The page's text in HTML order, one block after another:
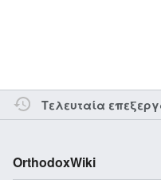
Τελευταία
OrthodoxWiki